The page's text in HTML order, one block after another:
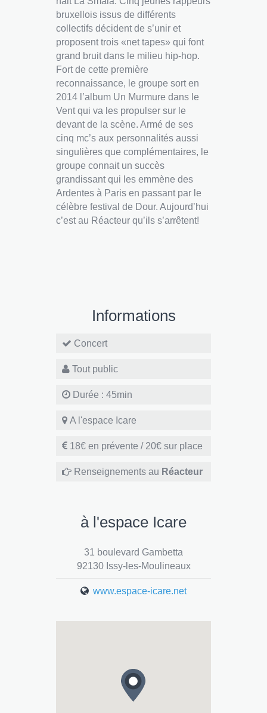
bruxellois issus de différents
collectifs décident de s’unir et
proposent trois «net tapes» qui font
grand bruit dans le milieu hip-hop.
Fort de cette première
reconnaissance, le groupe sort en
2014 l’album Un Murmure dans le
Vent qui va les propulser sur le
devant de la scène. Armé de ses
cinq mc’s aux personnalités aussi
singulières que complémentaires, le
groupe connait un succès
grandissant qui les emmène des
Ardentes à Paris en passant par le
célèbre festival de Dour. Aujourd’hui
c’est au Réacteur qu’ils s’arrêtent!
Informations
Concert
Tout public
Durée : 45min
A l'espace Icare
18€ en prévente / 20€ sur place
Renseignements au Réacteur
à l'espace Icare
31 boulevard Gambetta
92130 Issy-les-Moulineaux
www.espace-icare.net